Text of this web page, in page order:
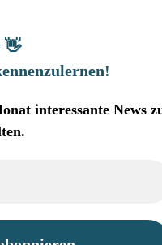
👋
!
interessante News